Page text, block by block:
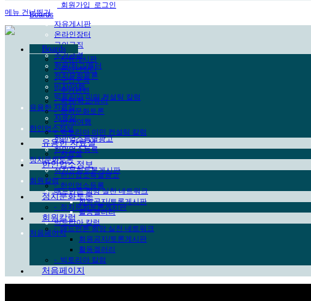
회원가입
로그인
Boards
자유게시판
온라인장터
구인구직
주거관련
학원/학교/튜터
정치문화토론
비자/여행
빅토리아 이민 컨설팅 칼럼
유용한 자료실
자료실
한인업소정보
한인업소특별광고
한인업소등록
정치문화토론
정치문화토론게시판
회원칼럼
애드먼튼 희망 실천 네트워크
회원공지/토론게시판
활동겔러리
빅토리아 칼럼
처음페이지
메뉴 건너뛰기
Boards
-자유게시판
-온라인장터
-구인구직
-주거관련
-학원/학교/튜터
-정치문화토론
-비자/여행
-빅토리아 이민 컨설팅 칼럼
유용한 자료실
-자료실
한인업소정보
-한인업소특별광고
-한인업소등록
정치문화토론
- 정치문화토론게시판
회원칼럼
-애드먼튼 희망 실천 네트워크
회원공지/토론게시판
활동겔러리
- 빅토리아 칼럼
처음페이지